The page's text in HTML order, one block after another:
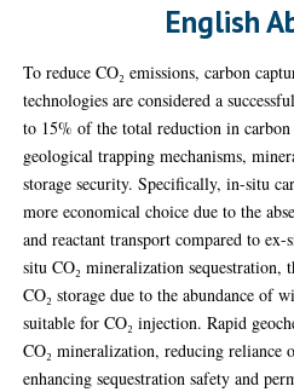
English
To reduce CO₂ emissions, carbon
technologies are considered a
to 15% of the total reduction in
geological trapping mechanisms,
storage security. Specifically, in-situ
more economical choice due to the
and reactant transport compared to
situ CO₂ mineralization
CO₂ storage due to the abundance of
suitable for CO₂ injection. Rapid
CO₂ mineralization, reducing reliance
enhancing sequestration safety and